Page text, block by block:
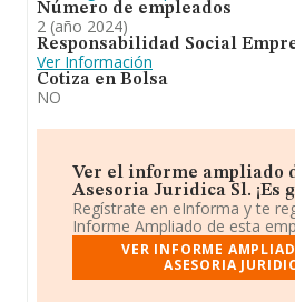
Número de empleados
2 (año 2024)
Responsabilidad Social
Ver Información
Cotiza en Bolsa
NO
Ver el informe ampliado
Asesoria Juridica Sl. ¡Es
Regístrate en eInforma y te
Informe Ampliado de esta
VER INFORME
ASESORIA